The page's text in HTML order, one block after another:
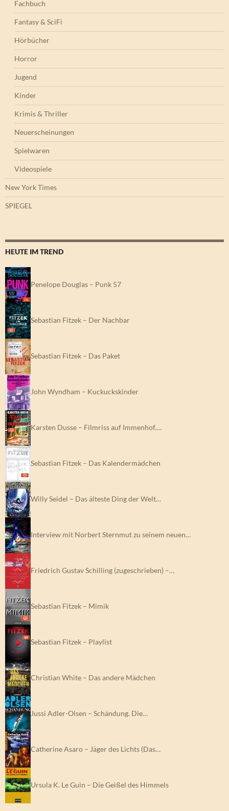
Fachbuch
Fantasy & SciFi
Hörbücher
Horror
Jugend
Kinder
Krimis & Thriller
Neuerscheinungen
Spielwaren
Videospiele
New York Times
SPIEGEL
HEUTE IM TREND
Penelope Douglas – Punk 57
Sebastian Fitzek – Der Nachbar
Sebastian Fitzek – Das Paket
John Wyndham – Kuckuckskinder
Karsten Dusse – Filmriss auf Immenhof.…
Sebastian Fitzek – Das Kalendermädchen
Willy Seidel – Das älteste Ding der Welt…
Interview mit Norbert Sternmut zu seinem neuen…
Friedrich Gustav Schilling (zugeschrieben) –…
Sebastian Fitzek – Mimik
Sebastian Fitzek – Playlist
Christian White – Das andere Mädchen
Jussi Adler-Olsen – Schändung. Die…
Catherine Asaro – Jäger des Lichts (Das…
Ursula K. Le Guin – Die Geißel des Himmels